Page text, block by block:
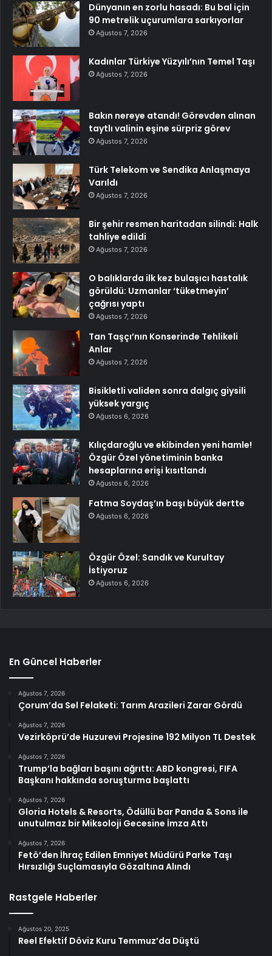
Dünyanın en zorlu hasadı: Bu bal için
90 metrelik uçurumlara sarkıyorlar
Ağustos 7, 2026
Kadınlar Türkiye Yüzyılı’nın Temel Taşı
Ağustos 7, 2026
Bakın nereye atandı! Görevden alınan
taytlı valinin eşine sürpriz görev
Ağustos 7, 2026
Türk Telekom ve Sendika Anlaşmaya
Varıldı
Ağustos 7, 2026
Bir şehir resmen haritadan silindi: Halk
tahliye edildi
Ağustos 7, 2026
O balıklarda ilk kez bulaşıcı hastalık
görüldü: Uzmanlar ‘tüketmeyin’
çağrısı yaptı
Ağustos 7, 2026
Tan Taşçı’nın Konserinde Tehlikeli
Anlar
Ağustos 7, 2026
Bisikletli validen sonra dalgıç giysili
yüksek yargıç
Ağustos 6, 2026
Kılıçdaroğlu ve ekibinden yeni hamle!
Özgür Özel yönetiminin banka
hesaplarına erişi kısıtlandı
Ağustos 6, 2026
Fatma Soydaş’ın başı büyük dertte
Ağustos 6, 2026
Özgür Özel: Sandık ve Kurultay
İstiyoruz
Ağustos 6, 2026
En Güncel Haberler
Ağustos 7, 2026
Çorum’da Sel Felaketi: Tarım Arazileri Zarar Gördü
Ağustos 7, 2026
Vezirköprü’de Huzurevi Projesine 192 Milyon TL Destek
Ağustos 7, 2026
Trump’la bağları başını ağrıttı: ABD kongresi, FIFA
Başkanı hakkında soruşturma başlattı
Ağustos 7, 2026
Gloria Hotels & Resorts, Ödüllü bar Panda & Sons ile
unutulmaz bir Miksoloji Gecesine İmza Attı
Ağustos 7, 2026
Fetö’den İhraç Edilen Emniyet Müdürü Parke Taşı
Hırsızlığı Suçlamasıyla Gözaltına Alındı
Rastgele Haberler
Ağustos 20, 2025
Reel Efektif Döviz Kuru Temmuz’da Düştü